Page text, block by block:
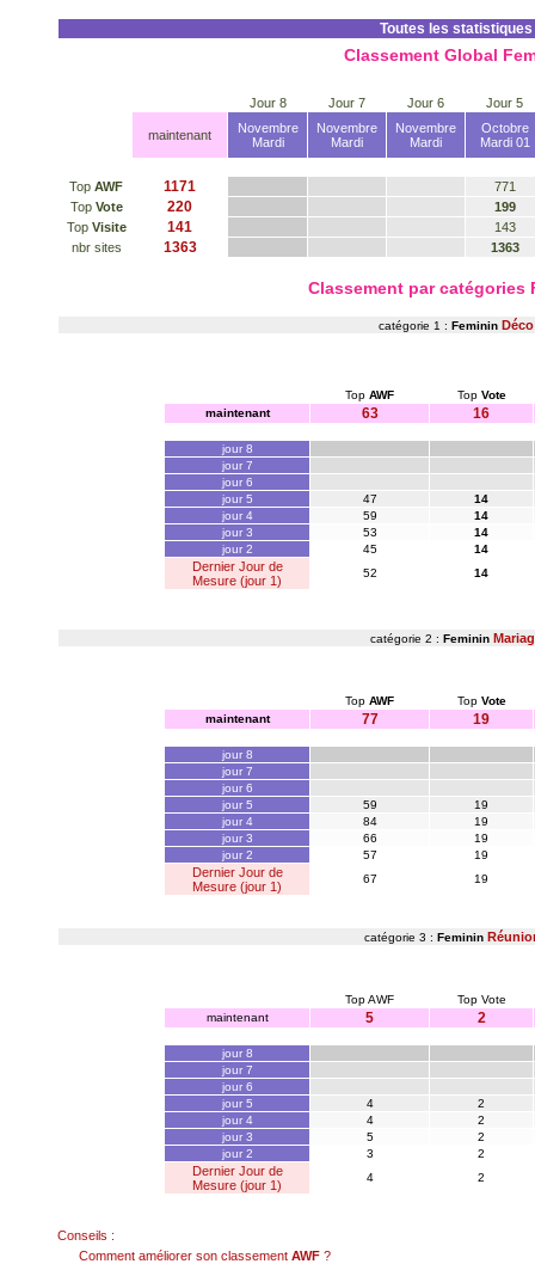
Toutes les statistiques
Classement Global
Jour 8 Jour 7 Jour 6 Jour 5
maintenant
Novembre
Mardi
Novembre
Mardi
Novembre
Mardi
Octobre
Mardi 01
Top AWF 1171
771
Top Vote 220
199
Top Visite 141
143
nbr sites
1363 1363
Classement par
catégorie 1 : Feminin Déco
Top AWF Top Vote
maintenant
63 16
jour 8
jour 7
jour 6
jour 5
47
14
jour 4
59
14
jour 3
53
14
jour 2
45 14
Dernier Jour de
Mesure (jour 1)
52 14
catégorie 2 : Feminin
Top AWF Top Vote
maintenant
77 19
jour 8
jour 7
jour 6
jour 5
59
19
jour 4
84
19
jour 3
66
19
jour 2
57 19
Dernier Jour de
Mesure (jour 1)
67 19
catégorie 3 : Feminin
Top AWF
Top Vote
maintenant
5 2
jour 8
jour 7
jour 6
jour 5
4
2
jour 4
4
2
jour 3
5
2
jour 2
3 2
Dernier Jour de
Mesure (jour 1)
4 2
Conseils :
Comment améliorer son classement AWF ?